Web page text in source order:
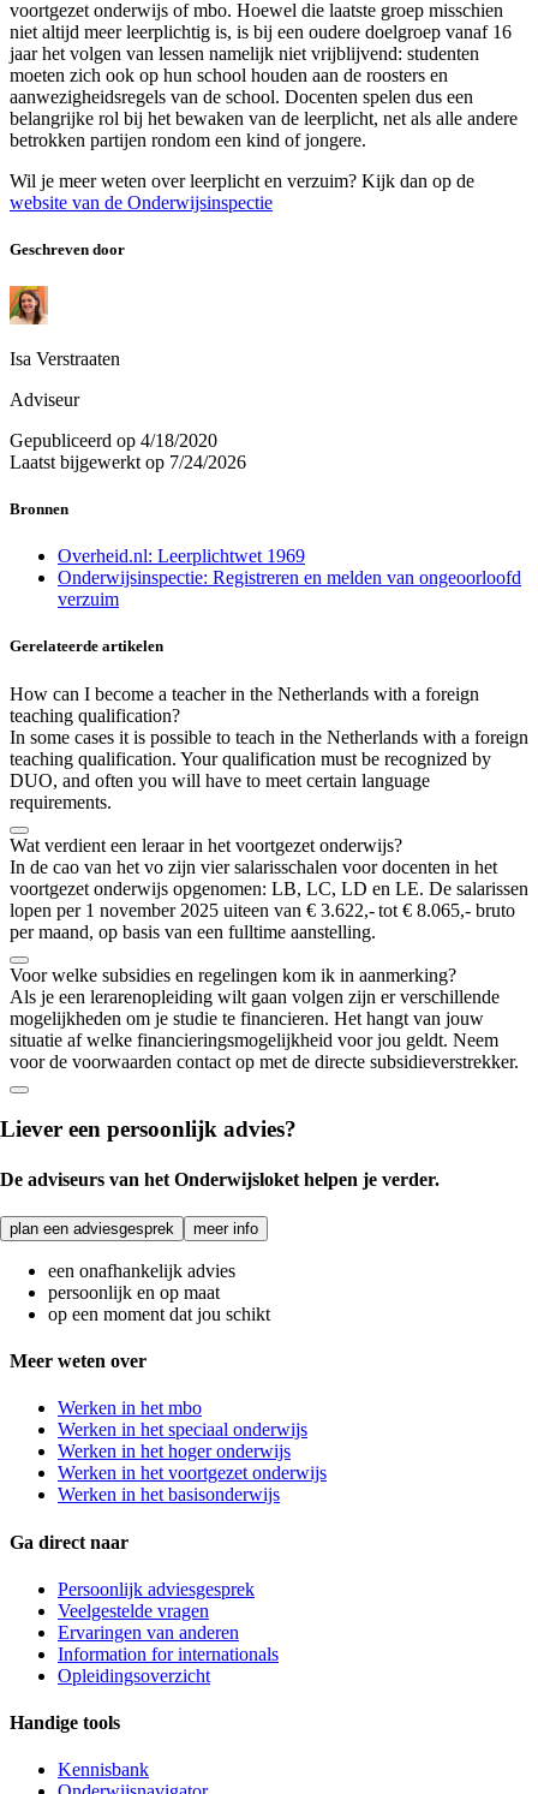
voortgezet onderwijs of mbo. Hoewel die laatste groep misschien
niet altijd meer leerplichtig is, is bij een oudere doelgroep vanaf 16
jaar het volgen van lessen namelijk niet vrijblijvend: studenten
moeten zich ook op hun school houden aan de roosters en
aanwezigheidsregels van de school. Docenten spelen dus een
belangrijke rol bij het bewaken van de leerplicht, net als alle andere
betrokken partijen rondom een kind of jongere.
Wil je meer weten over leerplicht en verzuim? Kijk dan op de
website van de Onderwijsinspectie
Geschreven door
Isa Verstraaten
Adviseur
Gepubliceerd op 4/18/2020
Laatst bijgewerkt op 7/24/2026
Bronnen
Overheid.nl: Leerplichtwet 1969
Onderwijsinspectie: Registreren en melden van ongeoorloofd
verzuim
Gerelateerde artikelen
How can I become a teacher in the Netherlands with a foreign
teaching qualification?
In some cases it is possible to teach in the Netherlands with a foreign
teaching qualification. Your qualification must be recognized by
DUO, and often you will have to meet certain language
requirements.
Wat verdient een leraar in het voortgezet onderwijs?
In de cao van het vo zijn vier salarisschalen voor docenten in het
voortgezet onderwijs opgenomen: LB, LC, LD en LE. De salarissen
lopen per 1 november 2025 uiteen van € 3.622,- tot € 8.065,- bruto
per maand, op basis van een fulltime aanstelling.
Voor welke subsidies en regelingen kom ik in aanmerking?
Als je een lerarenopleiding wilt gaan volgen zijn er verschillende
mogelijkheden om je studie te financieren. Het hangt van jouw
situatie af welke financieringsmogelijkheid voor jou geldt. Neem
voor de voorwaarden contact op met de directe subsidieverstrekker.
Liever een persoonlijk advies?
De adviseurs van het Onderwijsloket helpen je verder.
plan een adviesgesprek meer info
een onafhankelijk advies
persoonlijk en op maat
op een moment dat jou schikt
Meer weten over
Werken in het mbo
Werken in het speciaal onderwijs
Werken in het hoger onderwijs
Werken in het voortgezet onderwijs
Werken in het basisonderwijs
Ga direct naar
Persoonlijk adviesgesprek
Veelgestelde vragen
Ervaringen van anderen
Information for internationals
Opleidingsoverzicht
Handige tools
Kennisbank